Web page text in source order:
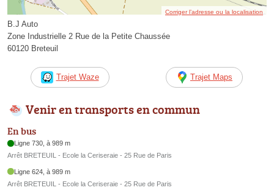
Corriger l’adresse ou la localisation
B.J Auto
Zone Industrielle 2 Rue de la Petite Chaussée
60120 Breteuil
Trajet Waze Trajet Maps
Venir en transports en commun
En bus
Ligne 730, à 989 m
Arrêt BRETEUIL - Ecole la Ceriseraie - 25 Rue de Paris
Ligne 624, à 989 m
Arrêt BRETEUIL - Ecole la Ceriseraie - 25 Rue de Paris